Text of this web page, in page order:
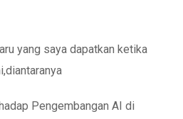
yang saya dapatkan ketika
Pengembangan AI di